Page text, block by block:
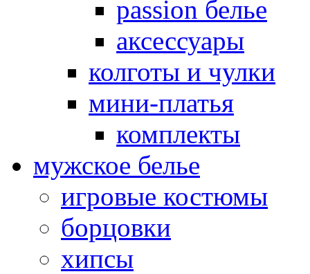
passion белье
аксессуары
колготы и чулки
мини-платья
комплекты
мужское белье
игровые костюмы
борцовки
хипсы